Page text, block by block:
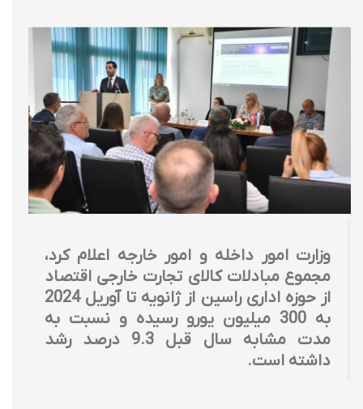
وزارت امور داخله و امور خارجه اعلام کرد،
مجموع مبادلات کالای تجارت خارجی اقتصاد
از حوزه اداری راسین از ژانویه تا آوریل 2024
به 300 میلیون یورو رسیده و نسبت به
مدت مشابه سال قبل 9.3 درصد رشد
داشته است.